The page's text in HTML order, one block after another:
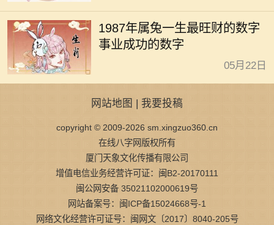
1987年属兔一生最旺财的数字
事业成功的数字
05月22日
网站地图 | 我要投稿
copyright © 2009-2026 sm.xingzuo360.cn
在线八字网版权所有
厦门天象文化传播有限公司
增值电信业务经营许可证：闽B2-20170111
闽公网安备 35021102000619号
网站备案号：闽ICP备15024668号-1
网络文化经营许可证号：闽网文〔2017〕8040-205号